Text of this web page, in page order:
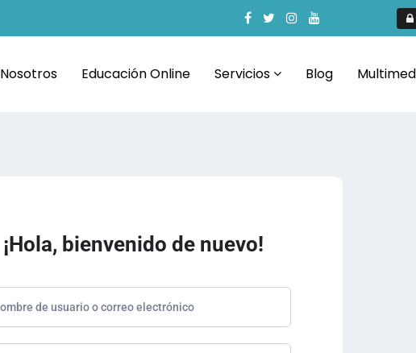
Nosotros Educación Online Servicios Blog
¡Hola, bienvenido de nuevo!